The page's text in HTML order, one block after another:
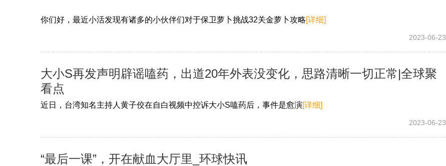
你们好，最近小活发现有诸多的小伙伴们对于保卫萝卜挑战32关金萝卜攻略[详细]
2023-06-23
大小S再发声明辟谣嗑药，出道20年外表没变化，思路清晰一切正常|全球聚
看点
近日，台湾知名主持人黄子佼在自白视频中控诉大小S嗑药后，事件是愈演[详细]
2023-06-23
“最后一课”，开在献血大厅里_环球快讯